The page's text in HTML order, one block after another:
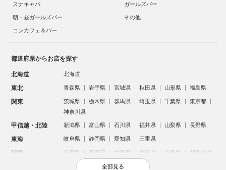
スナキャバ
ガールズバー
朝・昼ガールズバー
その他
コンカフェ＆バー
都道府県からお店を探す
北海道 北海道
東北 青森県 岩手県 宮城県 秋田県 山形県 福島県
関東 茨城県 栃木県 群馬県 埼玉県 千葉県
東京都
神奈川県
甲信越・北陸 新潟県 富山県 石川県 福井県 山梨県 長野県
東海 岐阜県 静岡県 愛知県 三重県
関西 滋賀県 京都府 大阪府 兵庫県 奈良県 和歌山県
鳥取県 島根県 岡山県 広島県
全部見る